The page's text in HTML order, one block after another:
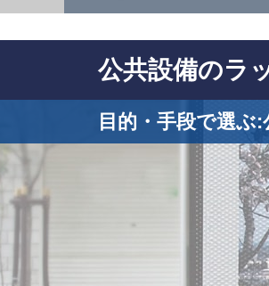
公共設備のラ
目的・手段で選ぶ